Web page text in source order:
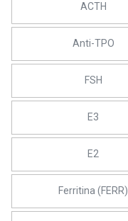
ACTH
Anti-TPO
FSH
E3
E2
Ferritina (FERR)